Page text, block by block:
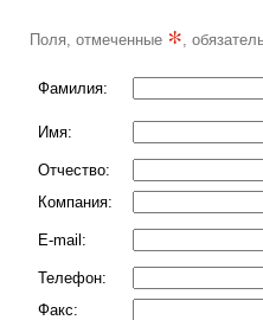
Поля, отмеченные *,
Фамилия:
Имя:
Отчество:
Компания:
E-mail:
Телефон:
Факс: